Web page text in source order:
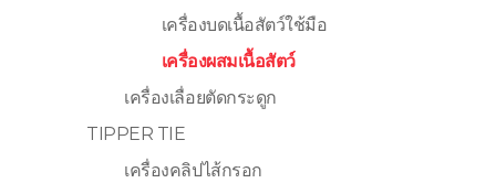
เครื่องบดเนื้อสัตว์ใช้มือ
เครื่องผสมเนื้อสัตว์
เครื่องเลื่อยตัดกระดูก
TIPPER TIE
เครื่องคลิปไส้กรอก